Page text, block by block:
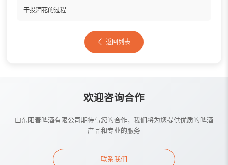
干投酒花的过程
返回列表
欢迎咨询合作
山东阳春啤酒有限公司期待与您的合作，我们将为您提供优质的啤酒
产品和专业的服务
联系我们